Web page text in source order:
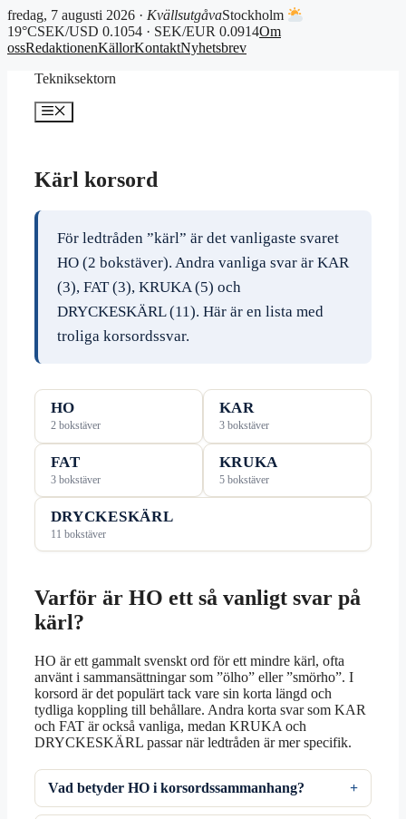
fredag, 7 augusti 2026 · KvällsutgåvaStockholm
19°CSEK/USD 0.1054 · SEK/EUR 0.0914Om
ossRedaktionenKällorKontaktNyhetsbrev
Tekniksektorn
Meny
Kärl korsord
För ledtråden ”kärl” är det vanligaste svaret
HO (2 bokstäver). Andra vanliga svar är KAR
(3), FAT (3), KRUKA (5) och
DRYCKESKÄRL (11). Här är en lista med
troliga korsordssvar.
HO
2 bokstäver
KAR
3 bokstäver
FAT
3 bokstäver
KRUKA
5 bokstäver
DRYCKESKÄRL
11 bokstäver
Varför är HO ett så vanligt svar på
kärl?
HO är ett gammalt svenskt ord för ett mindre kärl, ofta
använt i sammansättningar som ”ölho” eller ”smörho”. I
korsord är det populärt tack vare sin korta längd och
tydliga koppling till behållare. Andra korta svar som KAR
och FAT är också vanliga, medan KRUKA och
DRYCKESKÄRL passar när ledtråden är mer specifik.
Vad betyder HO i korsordssammanhang?